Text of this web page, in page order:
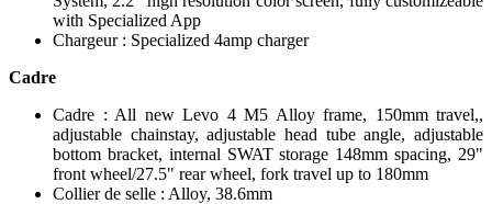
with Specialized App
Chargeur : Specialized 4amp charger
Cadre
Cadre : All new Levo 4 M5 Alloy frame, 150mm travel,,
adjustable chainstay, adjustable head tube angle, adjustable
bottom bracket, internal SWAT storage 148mm spacing, 29"
front wheel/27.5" rear wheel, fork travel up to 180mm
Collier de selle : Alloy, 38.6mm